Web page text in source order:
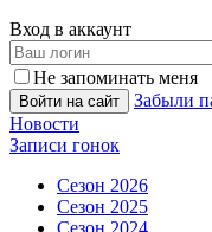
Вход в аккаунт
Не запоминать меня
Войти на сайт
Забыли
Новости
Записи гонок
Сезон 2026
Сезон 2025
Сезон 2024